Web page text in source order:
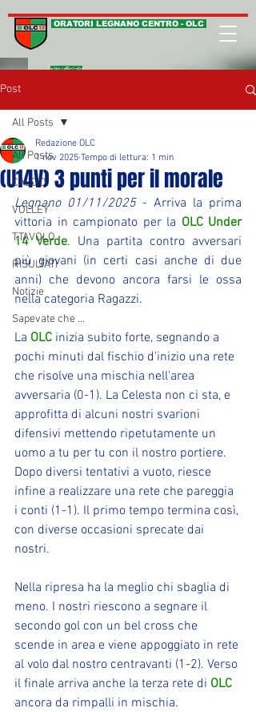
ORATORI LEGNANO CENTRO - OLC
sito ufficiale
Post
All Posts
CALCIO
VOLLEY
T.TAVOLO
RISULTATI
Notizie
Sapevate che ...
All Posts
(U14V) 3 punti per il morale
Redazione OLC
1 nov 2025 Tempo di lettura: 1 min
Legnano 01/11/2025 - Arriva la prima
vittoria in campionato per la OLC Under
14 Verde. Una partita contro avversari
più giovani (in certi casi anche di due
anni) che devono ancora farsi le ossa
nella categoria Ragazzi.
La OLC inizia subito forte, segnando a
pochi minuti dal fischio d'inizio una rete
che risolve una mischia nell'area
avversaria (0-1). La Celesta non ci sta, e
approfitta di alcuni nostri svarioni
difensivi mettendo ripetutamente un
uomo a tu per tu con il nostro portiere.
Dopo diversi tentativi a vuoto, riesce
infine a realizzare una rete che pareggia
i conti (1-1). Il primo tempo termina così,
con diverse occasioni sprecate dai
nostri.
Nella ripresa ha la meglio chi sbaglia di
meno. I nostri riescono a segnare il
secondo gol con un bel cross che
scende in area e viene appoggiato in rete
al volo dal nostro centravanti (1-2). Verso
il finale arriva anche la terza rete di OLC
ancora da rimpalli in mischia.